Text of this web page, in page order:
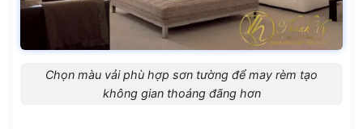
Chọn màu vải phù hợp sơn tường để may rèm tạo
không gian thoáng đãng hơn